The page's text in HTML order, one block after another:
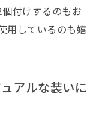
付けするのもお
用しているのも嬉
アルな装いに